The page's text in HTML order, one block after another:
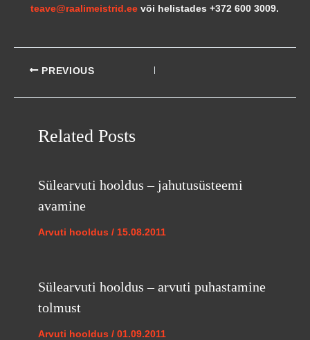
teave@raalimeistrid.ee või helistades +372 600 3009.
PREVIOUS
Related Posts
Sülearvuti hooldus – jahutusüsteemi
avamine
Arvuti hooldus / 15.08.2011
Sülearvuti hooldus – arvuti puhastamine
tolmust
Arvuti hooldus / 01.09.2011